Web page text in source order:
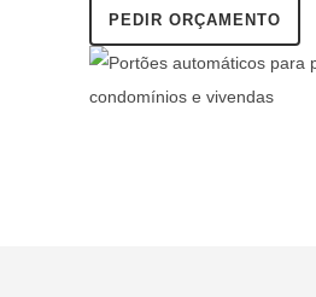
PEDIR ORÇAMENTO